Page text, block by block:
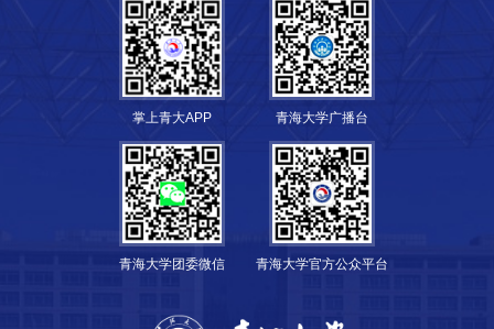
掌上青大APP 青海大学广播台
青海大学团委微信 青海大学官方公众平台